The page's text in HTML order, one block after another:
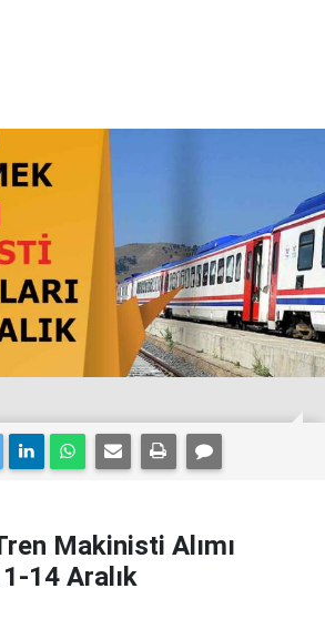
Makinisti Alımı
14 Aralık